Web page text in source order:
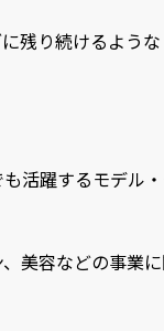
残り続けるような
活躍するモデル・
美容などの事業